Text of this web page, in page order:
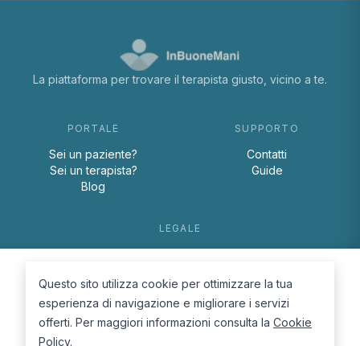
La piattaforma per trovare il terapista giusto, vicino a te.
PORTALE
Sei un paziente?
Sei un terapista?
Blog
SUPPORTO
Contatti
Guide
LEGALE
Cookie Policy
Questo sito utilizza cookie per ottimizzare la tua
esperienza di navigazione e migliorare i servizi
offerti. Per maggiori informazioni consulta la Cookie
Policy.